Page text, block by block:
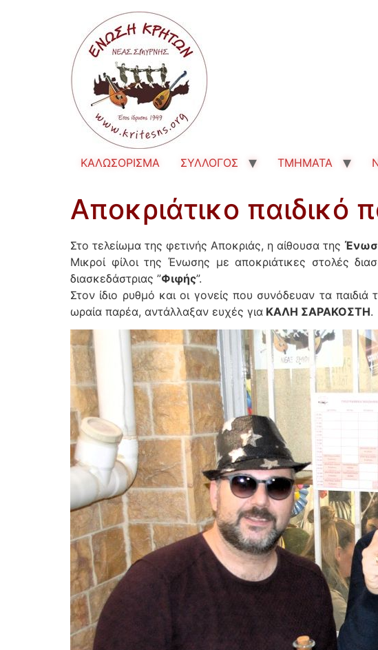
ΚΑΛΩΣΟΡΙΣΜΑ ΣΥΛΛΟΓΟΣ TMHMATA
Αποκριάτικο παιδικό
Στο τελείωμα της φετινής Αποκριάς, η αίθουσα της
Μικροί φίλοι της Ένωσης με αποκριάτικες στολές
διασκεδάστριας ”Φιφής”.
Στον ίδιο ρυθμό και οι γονείς που συνόδευαν τα παιδιά
ωραία παρέα, αντάλλαξαν ευχές για ΚΑΛΗ ΣΑΡΑΚΟΣΤΗ.